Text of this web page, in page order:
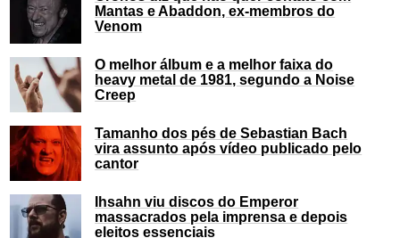
Mantas e Abaddon, ex-membros do
Venom
O melhor álbum e a melhor faixa do
heavy metal de 1981, segundo a Noise
Creep
Tamanho dos pés de Sebastian Bach
vira assunto após vídeo publicado pelo
cantor
Ihsahn viu discos do Emperor
massacrados pela imprensa e depois
eleitos essenciais